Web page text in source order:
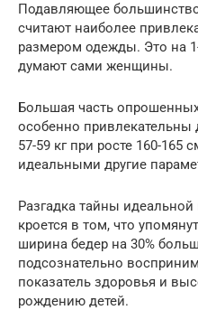
Подавляющее
считают наиболее
размером одежды. Это на
думают сами женщины.
Большая часть
особенно
57-59 кг при росте 160-165
идеальными другие
Разгадка тайны
кроется в том, что
ширина бедер на 30%
подсознательно
показатель здоровья и
рождению детей.